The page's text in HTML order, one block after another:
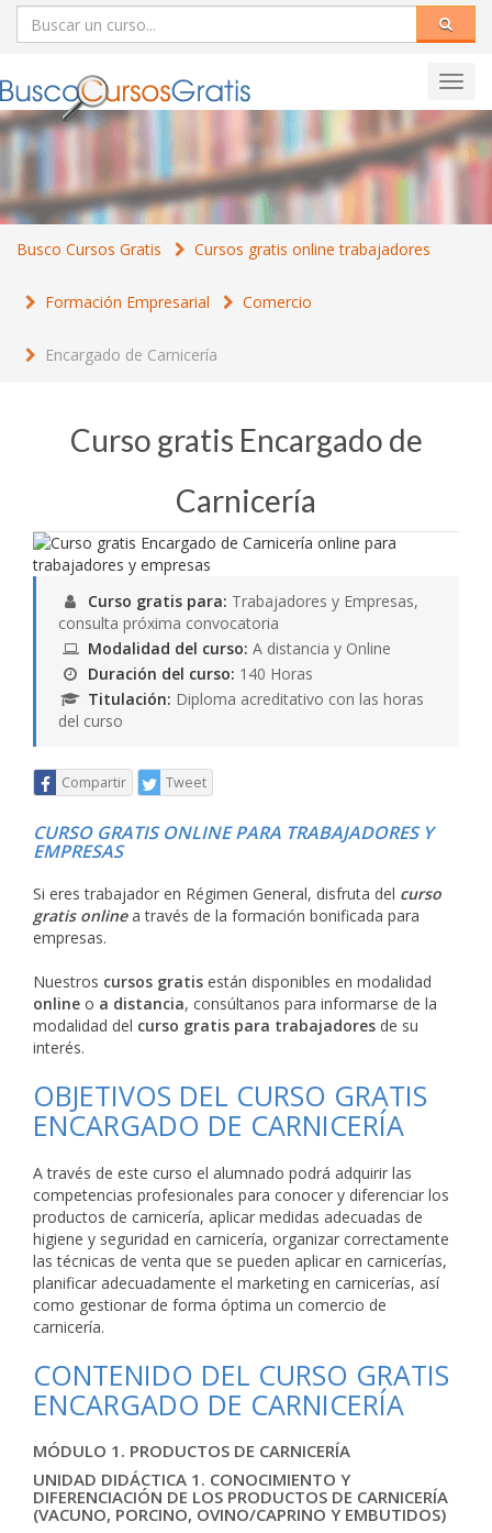
Busco Cursos Gratis Cursos gratis online trabajadores
Formación Empresarial Comercio
Encargado de Carnicería
Curso gratis Encargado de
Carnicería
Curso gratis para: Trabajadores y Empresas,
consulta próxima convocatoria
Modalidad del curso: A distancia y Online
Duración del curso: 140 Horas
Titulación: Diploma acreditativo con las horas
del curso
Compartir Tweet
CURSO GRATIS ONLINE PARA TRABAJADORES Y
EMPRESAS
Si eres trabajador en Régimen General, disfruta del curso
gratis onlinea través de la formación bonificada para
empresas.
Nuestros cursos gratis están disponibles en modalidad
online o a distancia, consúltanos para informarse de la
modalidad del curso gratis para trabajadores de su
interés.
OBJETIVOS DEL CURSO GRATIS
ENCARGADO DE CARNICERÍA
A través de este curso el alumnado podrá adquirir las
competencias profesionales para conocer y diferenciar los
productos de carnicería, aplicar medidas adecuadas de
higiene y seguridad en carnicería, organizar correctamente
las técnicas de venta que se pueden aplicar en carnicerías,
planificar adecuadamente el marketing en carnicerías, así
como gestionar de forma óptima un comercio de
carnicería.
CONTENIDO DEL CURSO GRATIS
ENCARGADO DE CARNICERÍA
MÓDULO 1. PRODUCTOS DE CARNICERÍA
UNIDAD DIDÁCTICA 1. CONOCIMIENTO Y
DIFERENCIACIÓN DE LOS PRODUCTOS DE CARNICERÍA
(VACUNO, PORCINO, OVINO/CAPRINO Y EMBUTIDOS)